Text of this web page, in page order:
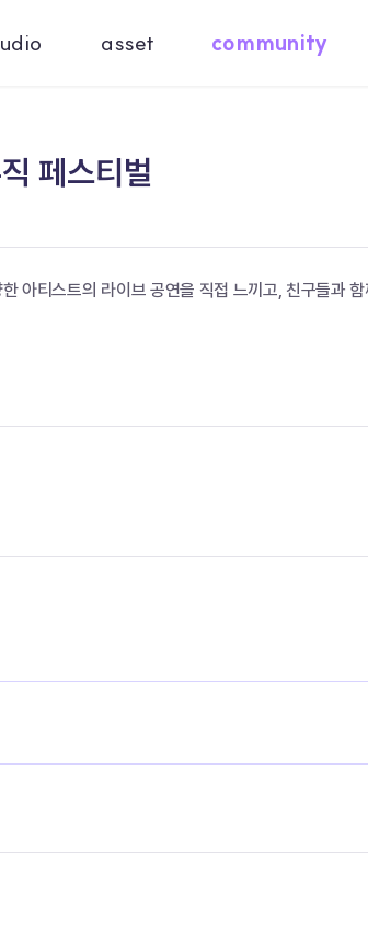
asset community
페스티벌
아티스트의 라이브 공연을 직접 느끼고, 친구들과